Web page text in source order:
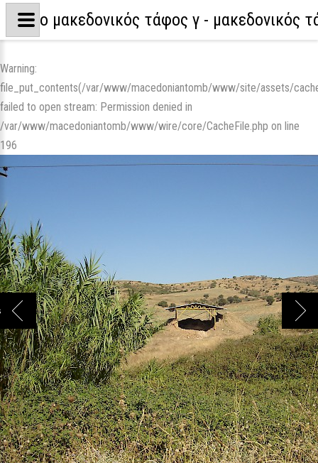
Warning:
file_put_contents(/var/www/macedoniantomb/www/site/assets/
failed to open stream: Permission denied in
/var/www/macedoniantomb/www/wire/core/CacheFile.php on line
196
Next
ο μακεδονικός τάφος γ - μακεδονικός